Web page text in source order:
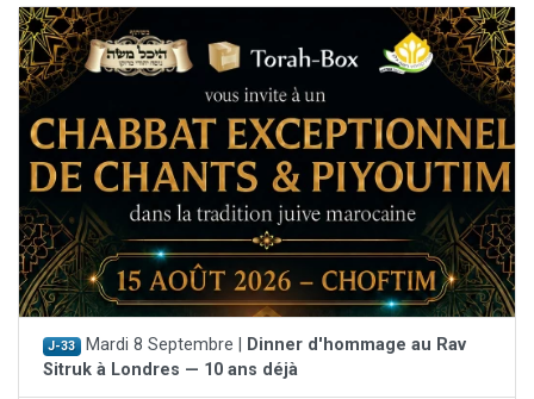
J-33 Mardi 8 Septembre |
Dinner d'hommage au Rav
Sitruk à Londres — 10 ans déjà